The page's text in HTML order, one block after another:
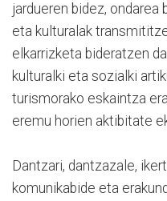
jardueren bidez,
eta kulturalak
elkarrizketa bideratzen
kulturalki eta sozialki
turismorako eskaintza
eremu horien aktibitate
Dantzari, dantzazale,
komunikabide eta